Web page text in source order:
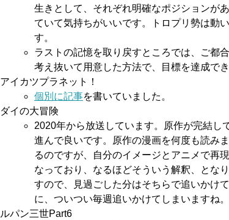
生きとして、それぞれ明確なポジションが
ていて気持ちがいいです。トロプリ勢は動
す。
ラストの記憶を取り戻すところでは、ご都
考え抜いて用意した方法で、目標を達成で
アイカツプラネット！
個別に記事を書いていました。
ダイの大冒険
2020年から放送しています。原作が完結し
進んで良いです。原作の漫画を何度も読み
るのですが、自分のイメージとアニメで再
なっており、なるほどそういう解釈、とな
すので、見過ごした分はそちらで追いかけ
に、ついつい毎週追いかけてしまいますね。
ルパン三世Part6